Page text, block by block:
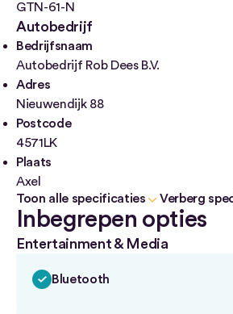
GTN-61-N
Autobedrijf
Bedrijfsnaam
Autobedrijf Rob Dees B.V.
Adres
Nieuwendijk 88
Postcode
4571LK
Plaats
Axel
Toon alle specificaties
Verberg
Inbegrepen opties
Entertainment & Media
Bluetooth